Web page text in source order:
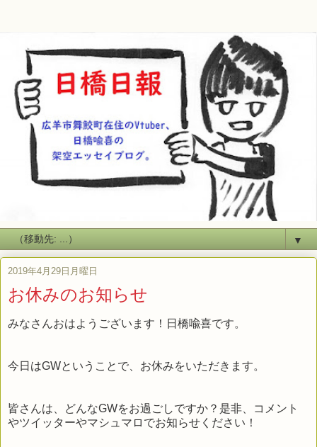
▼
2019年4月29日月曜日
お休みのお知らせ
みなさんおはようございます！日橋喩喜です。
今日はGWということで、お休みをいただきます。
皆さんは、どんなGWをお過ごしですか？是非、コメント
やツイッターやマシュマロでお知らせください！